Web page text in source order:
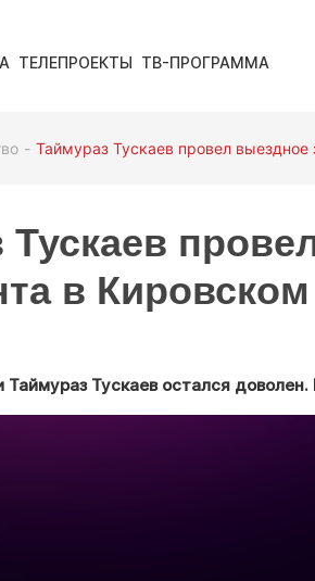
ТЕЛЕПРОЕКТЫ ТВ-ПРОГРАММА
Таймураз Тускаев провел
Тускаев
в
Таймураз Тускаев остался